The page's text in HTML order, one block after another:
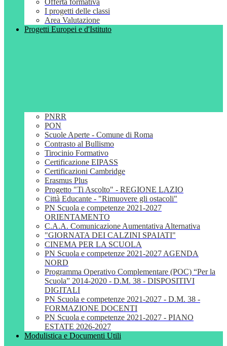
Offerta formativa
I progetti delle classi
Area Valutazione
Progetti Europei e d'Istituto
PNRR
PON
Scuole Aperte - Comune di Roma
Contrasto al Bullismo
Tirocinio Formativo
Certificazione EIPASS
Certificazioni Cambridge
Erasmus Plus
Progetto "Ti Ascolto" - REGIONE LAZIO
Città Educante - "Rimuovere gli ostacoli"
PN Scuola e competenze 2021-2027
ORIENTAMENTO
C.A.A. Comunicazione Aumentativa Alternativa
"GIORNATA DEI CALZINI SPAIATI"
CINEMA PER LA SCUOLA
PN Scuola e competenze 2021-2027 AGENDA
NORD
Programma Operativo Complementare (POC) “Per la
Scuola” 2014-2020 - D.M. 38 - DISPOSITIVI
DIGITALI
PN Scuola e competenze 2021-2027 - D.M. 38 -
FORMAZIONE DOCENTI
PN Scuola e competenze 2021-2027 - PIANO
ESTATE 2026-2027
Modulistica e Documenti Utili